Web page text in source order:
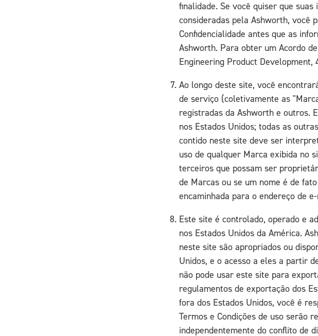
finalidade. Se você quiser que
consideradas pela Ashworth, você
Confidencialidade antes que as
Ashworth. Para obter um Acordo
Engineering Product Development,
Ao longo deste site, você
de serviço (coletivamente as
registradas da Ashworth e outros.
nos Estados Unidos; todas as
contido neste site deve ser
uso de qualquer Marca exibida no
terceiros que possam ser
de Marcas ou se um nome é de
encaminhada para o endereço de
Este site é controlado, operado e
nos Estados Unidos da América.
neste site são apropriados ou
Unidos, e o acesso a eles a partir
não pode usar este site para
regulamentos de exportação dos
fora dos Estados Unidos, você é
Termos e Condições de uso serão
independentemente do conflito de